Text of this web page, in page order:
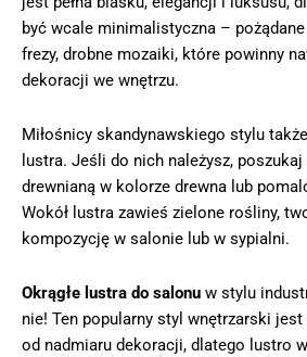
być wcale minimalistyczna –
frezy, drobne mozaiki, które powinny
dekoracji we wnętrzu.
Miłośnicy skandynawskiego stylu
lustra. Jeśli do nich należysz,
drewnianą w kolorze drewna lub
Wokół lustra zawieś zielone rośliny,
kompozycję w salonie lub w sypialni.
Okrągłe lustra do salonu w stylu
nie! Ten popularny styl wnętrzarski
od nadmiaru dekoracji, dlatego lustro